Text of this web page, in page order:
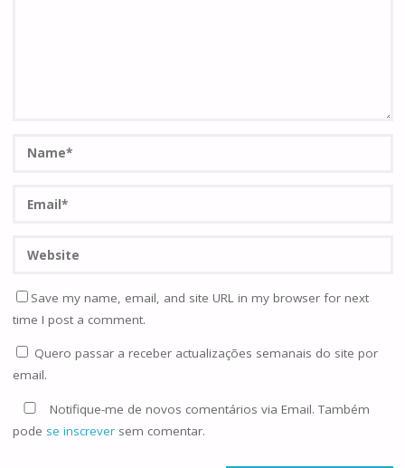
Save my name, email, and site URL in my browser for next
time I post a comment.
Quero passar a receber actualizações semanais do site por
email.
Notifique-me de novos comentários via Email. Também
pode se inscreversem comentar.